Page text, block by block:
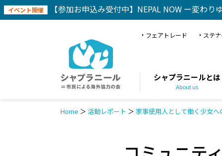
イベント開催 【参加お申込み受付中】NEPAL NOW ー変わ
シャプラニールとは
About us
フェアトレード ステ
Home ＞ 活動レポート ＞ 家事使用人として働く少女へ